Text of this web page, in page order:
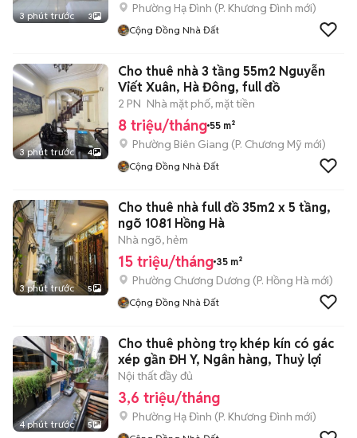
3 phút trước 3
Phường Hạ Đình (P. Khương Đình mới)
Cộng Đồng Nhà Đất
3 phút trước 4
Cho thuê nhà 3 tầng 55m2 Nguyễn
Viết Xuân, Hà Đông, full đồ
2 PN Nhà mặt phố, mặt tiền
8 triệu/tháng 55 m²
Phường Biên Giang (P. Chương Mỹ mới)
Cộng Đồng Nhà Đất
3 phút trước 5
Cho thuê nhà full đồ 35m2 x 5 tầng,
ngõ 1081 Hồng Hà
Nhà ngõ, hẻm
15 triệu/tháng 35 m²
Phường Chương Dương (P. Hồng Hà mới)
Cộng Đồng Nhà Đất
4 phút trước 5
Cho thuê phòng trọ khép kín có gác
xép gần ĐH Y, Ngân hàng, Thuỷ lợi
Nội thất đầy đủ
3,6 triệu/tháng
Phường Hạ Đình (P. Khương Đình mới)